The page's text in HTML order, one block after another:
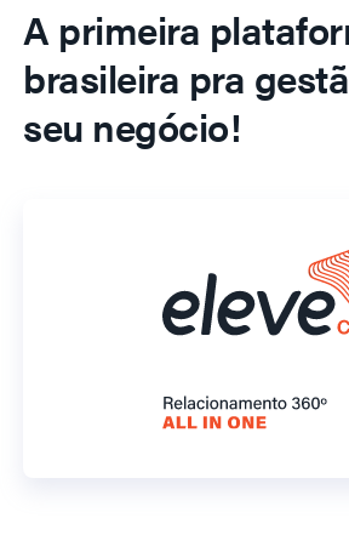
A primeira
brasileira pra
seu negócio!